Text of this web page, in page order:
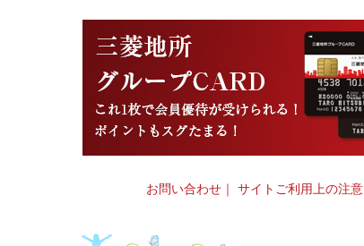
お問い合わせ ｜ サイトご利用上の注意